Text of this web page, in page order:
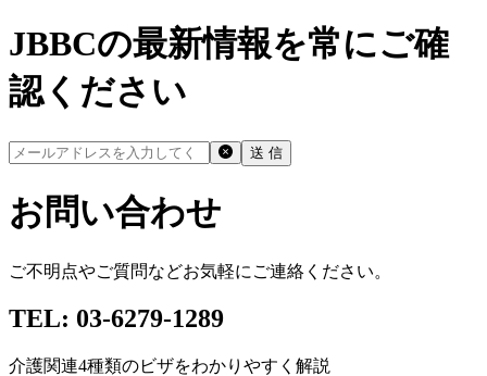
JBBCの最新情報を常にご確
認ください
送 信
お問い合わせ
ご不明点やご質問などお気軽にご連絡ください。
TEL: 03-6279-1289
介護関連4種類のビザをわかりやすく解説